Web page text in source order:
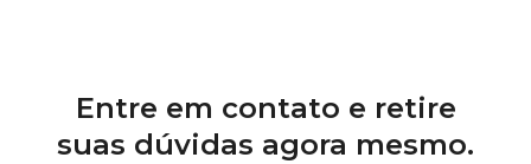
Entre em contato e retire
suas dúvidas agora mesmo.